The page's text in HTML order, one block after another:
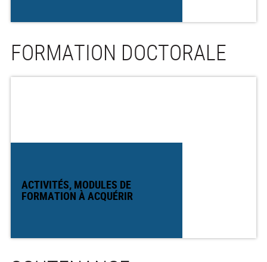
FORMATION DOCTORALE
ACTIVITÉS, MODULES DE
FORMATION À ACQUÉRIR